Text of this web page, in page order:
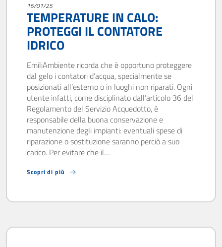
15/01/25
TEMPERATURE IN CALO:
PROTEGGI IL CONTATORE
IDRICO
EmiliAmbiente ricorda che è opportuno proteggere
dal gelo i contatori d’acqua, specialmente se
posizionati all’esterno o in luoghi non riparati. Ogni
utente infatti, come disciplinato dall’articolo 36 del
Regolamento del Servizio Acquedotto, è
responsabile della buona conservazione e
manutenzione degli impianti: eventuali spese di
riparazione o sostituzione saranno perciò a suo
carico. Per evitare che il…
Scopri di più